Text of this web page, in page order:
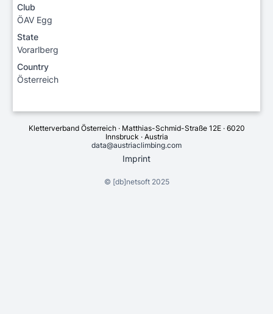
Club
ÖAV Egg
State
Vorarlberg
Country
Österreich
Kletterverband Österreich · Matthias-Schmid-Straße 12E · 6020
Innsbruck · Austria
data@austriaclimbing.com
Imprint
© [db]netsoft2025